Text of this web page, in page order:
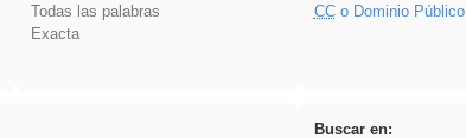
Todas las palabras
Exacta
CCo Dominio Público
Buscar en: